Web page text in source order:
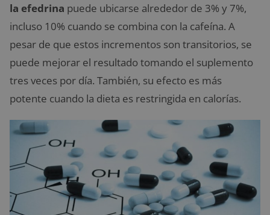
la efedrina puede ubicarse alrededor de 3% y 7%,
incluso 10% cuando se combina con la cafeína. A
pesar de que estos incrementos son transitorios, se
puede mejorar el resultado tomando el suplemento
tres veces por día. También, su efecto es más
potente cuando la dieta es restringida en calorías.